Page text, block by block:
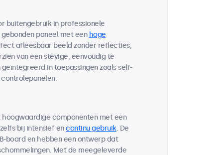
buitengebruik in professionele
paneel met een hoge
afleesbaar beeld zonder reflecties,
van een stevige, eenvoudig te
in toepassingen zoals self-
componenten met een
bij intensief encontinu gebruik. De
board en hebben een ontwerp dat
Met de meegeleverde